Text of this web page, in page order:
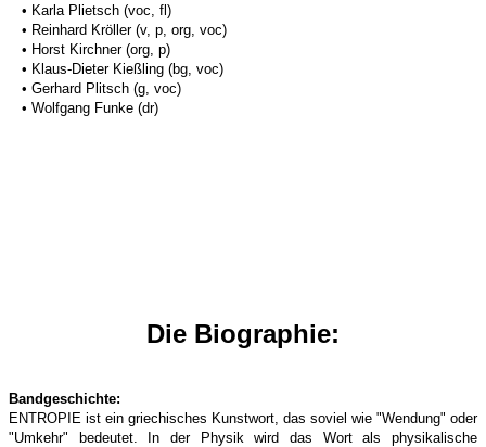
• Karla Plietsch (voc, fl)
• Reinhard Kröller (v, p, org, voc)
• Horst Kirchner (org, p)
• Klaus-Dieter Kießling (bg, voc)
• Gerhard Plitsch (g, voc)
• Wolfgang Funke (dr)
Die Biographie:
Bandgeschichte:
ENTROPIE ist ein griechisches Kunstwort, das soviel wie "Wendung" oder
"Umkehr" bedeutet. In der Physik wird das Wort als physikalische